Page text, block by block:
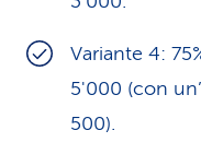
Variante 4:
5'000 (con
500).